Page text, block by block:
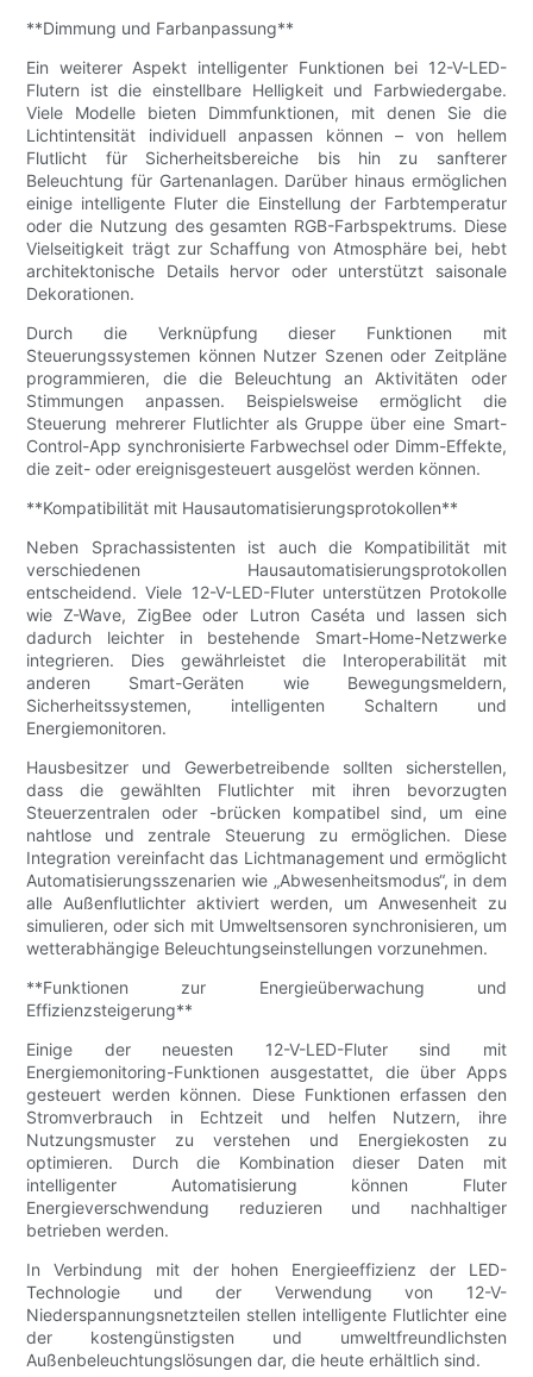
**Dimmung und Farbanpassung**
Ein weiterer Aspekt intelligenter Funktionen bei 12-V-LED-
Flutern ist die einstellbare Helligkeit und Farbwiedergabe.
Viele Modelle bieten Dimmfunktionen, mit denen Sie die
Lichtintensität individuell anpassen können – von hellem
Flutlicht für Sicherheitsbereiche bis hin zu sanfterer
Beleuchtung für Gartenanlagen. Darüber hinaus ermöglichen
einige intelligente Fluter die Einstellung der Farbtemperatur
oder die Nutzung des gesamten RGB-Farbspektrums. Diese
Vielseitigkeit trägt zur Schaffung von Atmosphäre bei, hebt
architektonische Details hervor oder unterstützt saisonale
Dekorationen.
Durch die Verknüpfung dieser Funktionen mit
Steuerungssystemen können Nutzer Szenen oder Zeitpläne
programmieren, die die Beleuchtung an Aktivitäten oder
Stimmungen anpassen. Beispielsweise ermöglicht die
Steuerung mehrerer Flutlichter als Gruppe über eine Smart-
Control-App synchronisierte Farbwechsel oder Dimm-Effekte,
die zeit- oder ereignisgesteuert ausgelöst werden können.
**Kompatibilität mit Hausautomatisierungsprotokollen**
Neben Sprachassistenten ist auch die Kompatibilität mit
verschiedenen Hausautomatisierungsprotokollen
entscheidend. Viele 12-V-LED-Fluter unterstützen Protokolle
wie Z-Wave, ZigBee oder Lutron Caséta und lassen sich
dadurch leichter in bestehende Smart-Home-Netzwerke
integrieren. Dies gewährleistet die Interoperabilität mit
anderen Smart-Geräten wie Bewegungsmeldern,
Sicherheitssystemen, intelligenten Schaltern und
Energiemonitoren.
Hausbesitzer und Gewerbetreibende sollten sicherstellen,
dass die gewählten Flutlichter mit ihren bevorzugten
Steuerzentralen oder -brücken kompatibel sind, um eine
nahtlose und zentrale Steuerung zu ermöglichen. Diese
Integration vereinfacht das Lichtmanagement und ermöglicht
Automatisierungsszenarien wie „Abwesenheitsmodus“, in dem
alle Außenflutlichter aktiviert werden, um Anwesenheit zu
simulieren, oder sich mit Umweltsensoren synchronisieren, um
wetterabhängige Beleuchtungseinstellungen vorzunehmen.
**Funktionen zur Energieüberwachung und
Effizienzsteigerung**
Einige der neuesten 12-V-LED-Fluter sind mit
Energiemonitoring-Funktionen ausgestattet, die über Apps
gesteuert werden können. Diese Funktionen erfassen den
Stromverbrauch in Echtzeit und helfen Nutzern, ihre
Nutzungsmuster zu verstehen und Energiekosten zu
optimieren. Durch die Kombination dieser Daten mit
intelligenter Automatisierung können Fluter
Energieverschwendung reduzieren und nachhaltiger
betrieben werden.
In Verbindung mit der hohen Energieeffizienz der LED-
Technologie und der Verwendung von 12-V-
Niederspannungsnetzteilen stellen intelligente Flutlichter eine
der kostengünstigsten und umweltfreundlichsten
Außenbeleuchtungslösungen dar, die heute erhältlich sind.